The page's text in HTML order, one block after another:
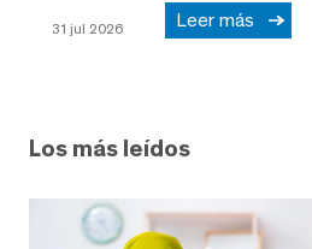
31 jul 2026 Leer más
Los más leídos